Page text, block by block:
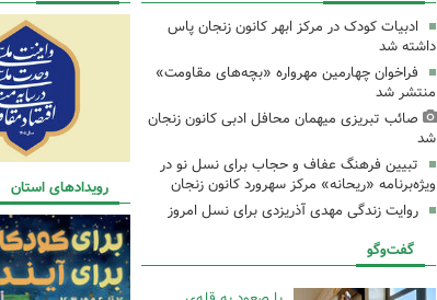
ادبیات کودک در مرکز ابهر کانون زنجان پاس
داشته شد
فراخوان چهارمین مهرواره «بچه‌های مقاومت»
منتشر شد
صائب تبریزی میهمان محافل ادبی کانون زنجان
شد
تبیین فرهنگ عفاف و حجاب برای نسل نو در
ویژه‌برنامه «ریحانه» مرکز سهرورد کانون زنجان
روایت زندگی مهدی آذریزدی برای نسل امروز
گفت‌وگو
رویدادهای استان